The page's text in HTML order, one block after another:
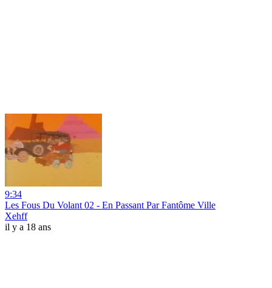
9:34
Les Fous Du Volant 02 - En Passant Par Fantôme Ville
Xehff
il y a 18 ans